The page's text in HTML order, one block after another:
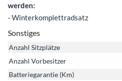
werden:
- Winterkomplettradsatz
Sonstiges
Anzahl Sitzplätze
Anzahl Vorbesitzer
Batteriegarantie (Km)